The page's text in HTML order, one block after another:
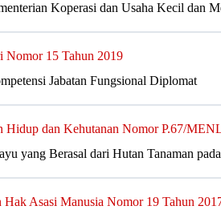
Koperasi dan Usaha Kecil dan
Nomor 15 Tahun 2019
Jabatan Fungsional Diplomat
Hidup dan Kehutanan Nomor P.67/
yang Berasal dari Hutan Tanaman
Asasi Manusia Nomor 19 Tahun